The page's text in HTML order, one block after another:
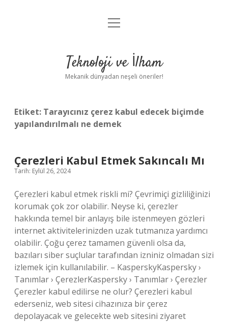
Anasayfa
Yasal Uyarı
menüyü
Teknoloji ve İlham
Mekanik dünyadan neşeli öneriler!
Etiket: Tarayıcınız çerez kabul edecek biçimde
yapılandırılmalı ne demek
Çerezleri Kabul Etmek Sakıncalı Mı
Tarih: Eylül 26, 2024
Çerezleri kabul etmek riskli mi? Çevrimiçi gizliliğinizi
korumak çok zor olabilir. Neyse ki, çerezler
hakkında temel bir anlayış bile istenmeyen gözleri
internet aktivitelerinizden uzak tutmanıza yardımcı
olabilir. Çoğu çerez tamamen güvenli olsa da,
bazıları siber suçlular tarafından izniniz olmadan sizi
izlemek için kullanılabilir. – KasperskyKaspersky ›
Tanımlar › ÇerezlerKaspersky › Tanımlar › Çerezler
Çerezler kabul edilirse ne olur? Çerezleri kabul
ederseniz, web sitesi cihazınıza bir çerez
depolayacak ve gelecekte web sitesini ziyaret